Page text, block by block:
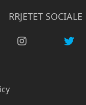
RRJETET SOCIALE